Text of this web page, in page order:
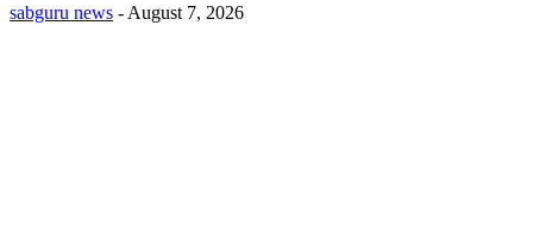
sabguru news - August 7, 2026